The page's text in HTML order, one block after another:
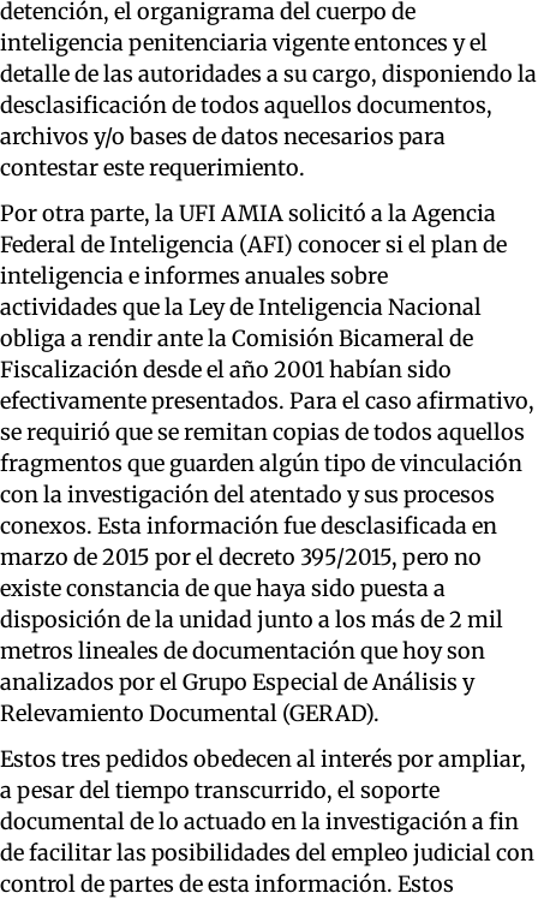
detención, el organigrama del cuerpo de
inteligencia penitenciaria vigente entonces y el
detalle de las autoridades a su cargo, disponiendo la
desclasificación de todos aquellos documentos,
archivos y/o bases de datos necesarios para
contestar este requerimiento.
Por otra parte, la UFI AMIA solicitó a la Agencia
Federal de Inteligencia (AFI) conocer si el plan de
inteligencia e informes anuales sobre
actividades que la Ley de Inteligencia Nacional
obliga a rendir ante la Comisión Bicameral de
Fiscalización desde el año 2001 habían sido
efectivamente presentados. Para el caso afirmativo,
se requirió que se remitan copias de todos aquellos
fragmentos que guarden algún tipo de vinculación
con la investigación del atentado y sus procesos
conexos. Esta información fue desclasificada en
marzo de 2015 por el decreto 395/2015, pero no
existe constancia de que haya sido puesta a
disposición de la unidad junto a los más de 2 mil
metros lineales de documentación que hoy son
analizados por el Grupo Especial de Análisis y
Relevamiento Documental (GERAD).
Estos tres pedidos obedecen al interés por ampliar,
a pesar del tiempo transcurrido, el soporte
documental de lo actuado en la investigación a fin
de facilitar las posibilidades del empleo judicial con
control de partes de esta información. Estos